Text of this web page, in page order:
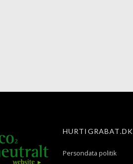
HURTIGRABAT.DK
Persondata politik